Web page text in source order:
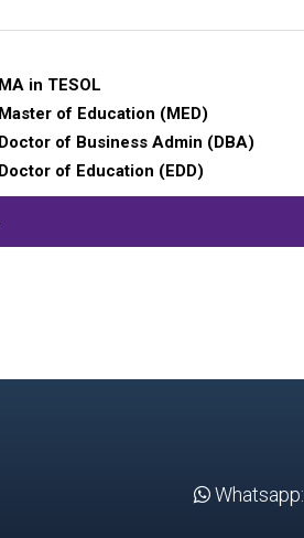
MA in TESOL
Master of Education (MED)
Doctor of Business Admin (DBA)
Doctor of Education (EDD)
Whatsapp: